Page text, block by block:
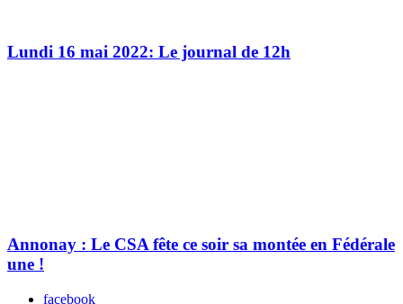
Lundi 16 mai 2022: Le journal de 12h
Annonay : Le CSA fête ce soir sa montée en Fédérale
une !
facebook